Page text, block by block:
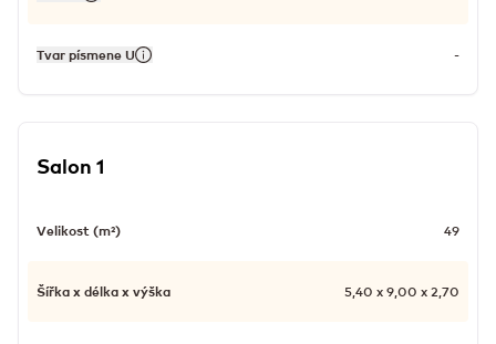
Tvar písmene U -
Salon 1
Velikost (m²) 49
Šířka x délka x výška 5,40 x 9,00 x 2,70